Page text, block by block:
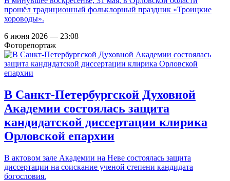
прошёл традиционный фольклорный праздник «Троицкие
хороводы».
6 июня 2026 — 23:08
Фоторепортаж
В Санкт-Петербургской Духовной
Академии состоялась защита
кандидатской диссертации клирика
Орловской епархии
В актовом зале Академии на Неве состоялась защита
диссертации на соискание ученой степени кандидата
богословия.